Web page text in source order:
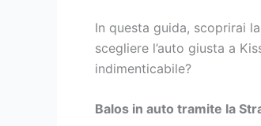
In questa guida, scoprirai
scegliere l’auto giusta a
indimenticabile?
Balos in auto tramite la